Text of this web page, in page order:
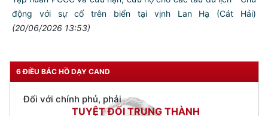
động với sự cố trên biển tại vịnh Lan Hạ (Cát Hải)
(20/06/2026 13:53)
6 ĐIỀU BÁC HỒ DẠY CAND
CẦN, KIỆM, LIÊM, CHÍNH
Đối với đồng sự, phải
Đối với chính phủ, phải
TUYỆT ĐỐI TRUNG THÀNH
Đối với nhân dân, phải
KÍNH TRỌNG LỄ PHÉP